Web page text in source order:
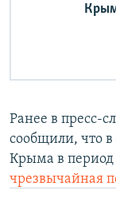
Ранее в пресс-
сообщили, что
Крыма в период
чрезвычайная